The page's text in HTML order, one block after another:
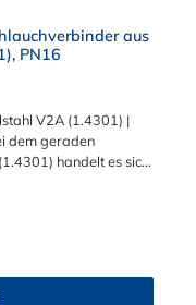
aus
PN16
V2A (1.4301) |
dem geraden
handelt es sich
Verbinder für
Stutzen gewährleistet